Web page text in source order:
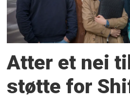
Atter et nei
støtte for